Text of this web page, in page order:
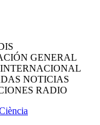
GENERAL
NOTICIAS
RADIO